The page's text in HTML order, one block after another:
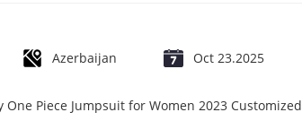
Azerbaijan Oct 23.2025
Piece Jumpsuit for Women 2023